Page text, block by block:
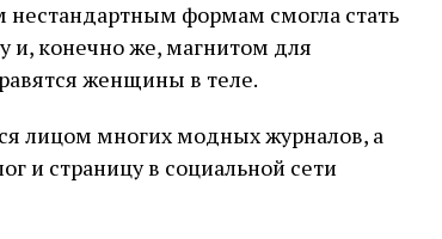
формам смогла стать
конечно же, магнитом для
женщины в теле.
лицом многих модных журналов, а
и страницу в социальной сети